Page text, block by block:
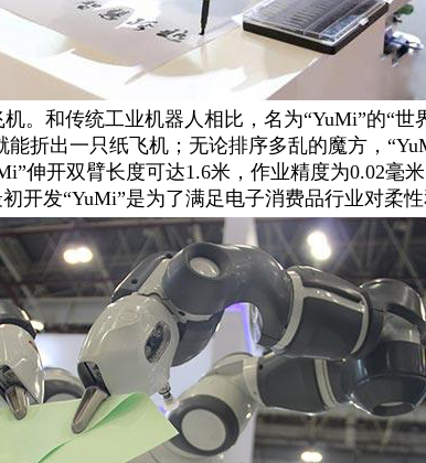
。和传统工业机器人相比，名为“YuMi”的“
折出一只纸飞机；无论排序多乱的魔方，
伸开双臂长度可达1.6米，作业精度为0.02毫
发“YuMi”是为了满足电子消费品行业对柔